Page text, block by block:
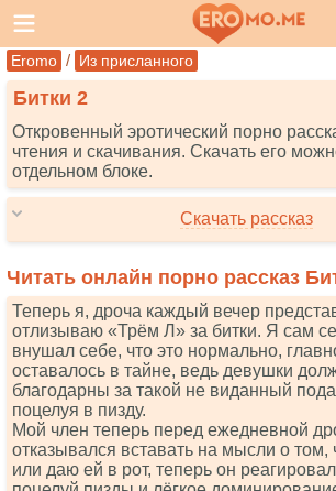
Eromo / Из присланного
Битки 2
Откровенный эротический порно
чтения и скачивания. Скачать его
отдельном блоке.
Скачать рассказ
Читать онлайн порно рассказ
Теперь я, дроча каждый вечер
отлизываю «Трём Л» за битки. Я сам
внушал себе, что это нормально,
оставалось в тайне, ведь девушки
благодарны за такой не виданный
поцелуя в пизду.
Мой член теперь перед ежедневной
отказывался вставать на мысли о том,
или даю ей в рот, теперь он